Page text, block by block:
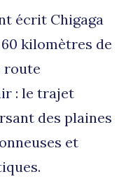
écrit Chigaga
kilomètres de
route
: le trajet
des plaines
et